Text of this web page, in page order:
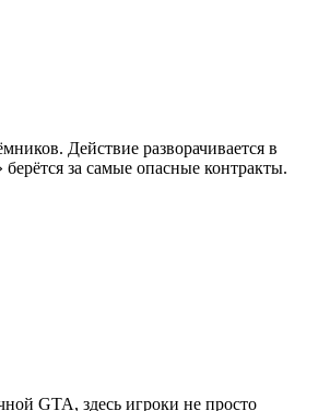
Действие разворачивается в
за самые опасные контракты.
GTA, здесь игроки не просто